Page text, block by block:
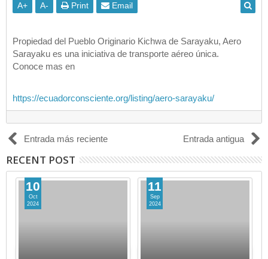
A+ A- Print Email
Propiedad del Pueblo Originario Kichwa de Sarayaku, Aero
Sarayaku es una iniciativa de transporte aéreo única.
Conoce mas en
https://ecuadorconsciente.org/listing/aero-sarayaku/
Entrada más reciente Entrada antigua
RECENT POST
10
Oct
2024
11
Sep
2024